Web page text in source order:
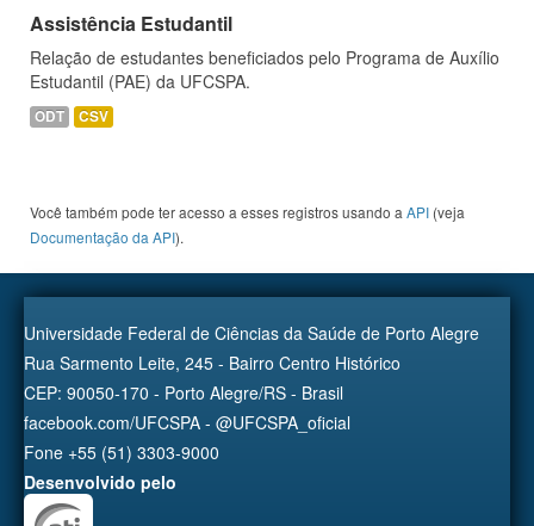
Assistência Estudantil
Relação de estudantes beneficiados pelo Programa de Auxílio
Estudantil (PAE) da UFCSPA.
ODT CSV
Você também pode ter acesso a esses registros usando a API (veja
Documentação da API).
Universidade Federal de Ciências da Saúde de Porto Alegre
Rua Sarmento Leite, 245 - Bairro Centro Histórico
CEP: 90050-170 - Porto Alegre/RS - Brasil
facebook.com/UFCSPA - @UFCSPA_oficial
Fone +55 (51) 3303-9000
Desenvolvido pelo